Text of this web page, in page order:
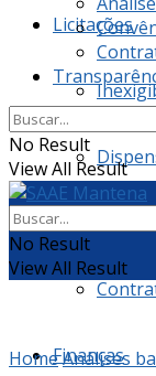
Licitações
Ata
Finanças
No Result
View All Result
No Result
View All Result
HomeAnálises